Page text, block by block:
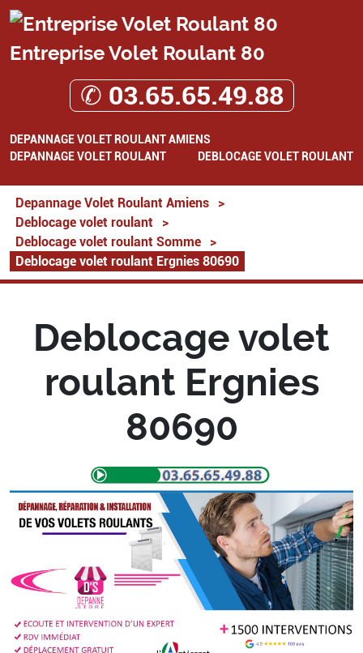
Entreprise Volet Roulant 80
✆ 03.65.65.49.88
DEPANNAGE VOLET ROULANT AMIENS
DEPANNAGE VOLET ROULANT
DEBLOCAGE VOLET ROULANT
Depannage Volet Roulant Amiens
>
Deblocage volet roulant
>
Deblocage volet roulant Somme
>
Deblocage volet roulant Ergnies 80690
Deblocage volet
roulant Ergnies
80690